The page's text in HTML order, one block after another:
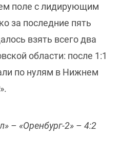
поле с лидирующим
за последние пять
взять всего два
области: после 1:1
по нулям в Нижнем
».
– «Оренбург-2» – 4:2